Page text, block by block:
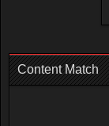
Content Match